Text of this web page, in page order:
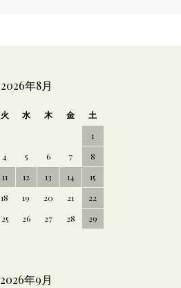
2026年8月
火 水 木 金
土
1
4 5 6 7
8
11 12 13 14
15
18 19 20 21
22
25 26 27 28
29
2026年9月